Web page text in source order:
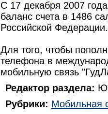
С 17 декабря 2007
баланс счета в 1486
Российской Федерации.
Для того, чтобы
телефона в
мобильную связь
Редактор раздела:
Рубрики: Мобильная